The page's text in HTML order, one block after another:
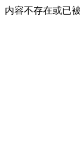
内容不存在或已